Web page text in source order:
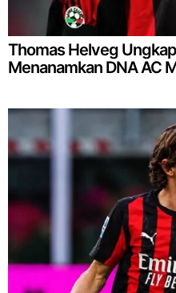
Thomas Helveg
Menanamkan DNA AC